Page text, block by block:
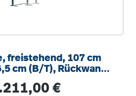
freistehend, 107 cm
cm (B/T), Rückwand
Preis:€